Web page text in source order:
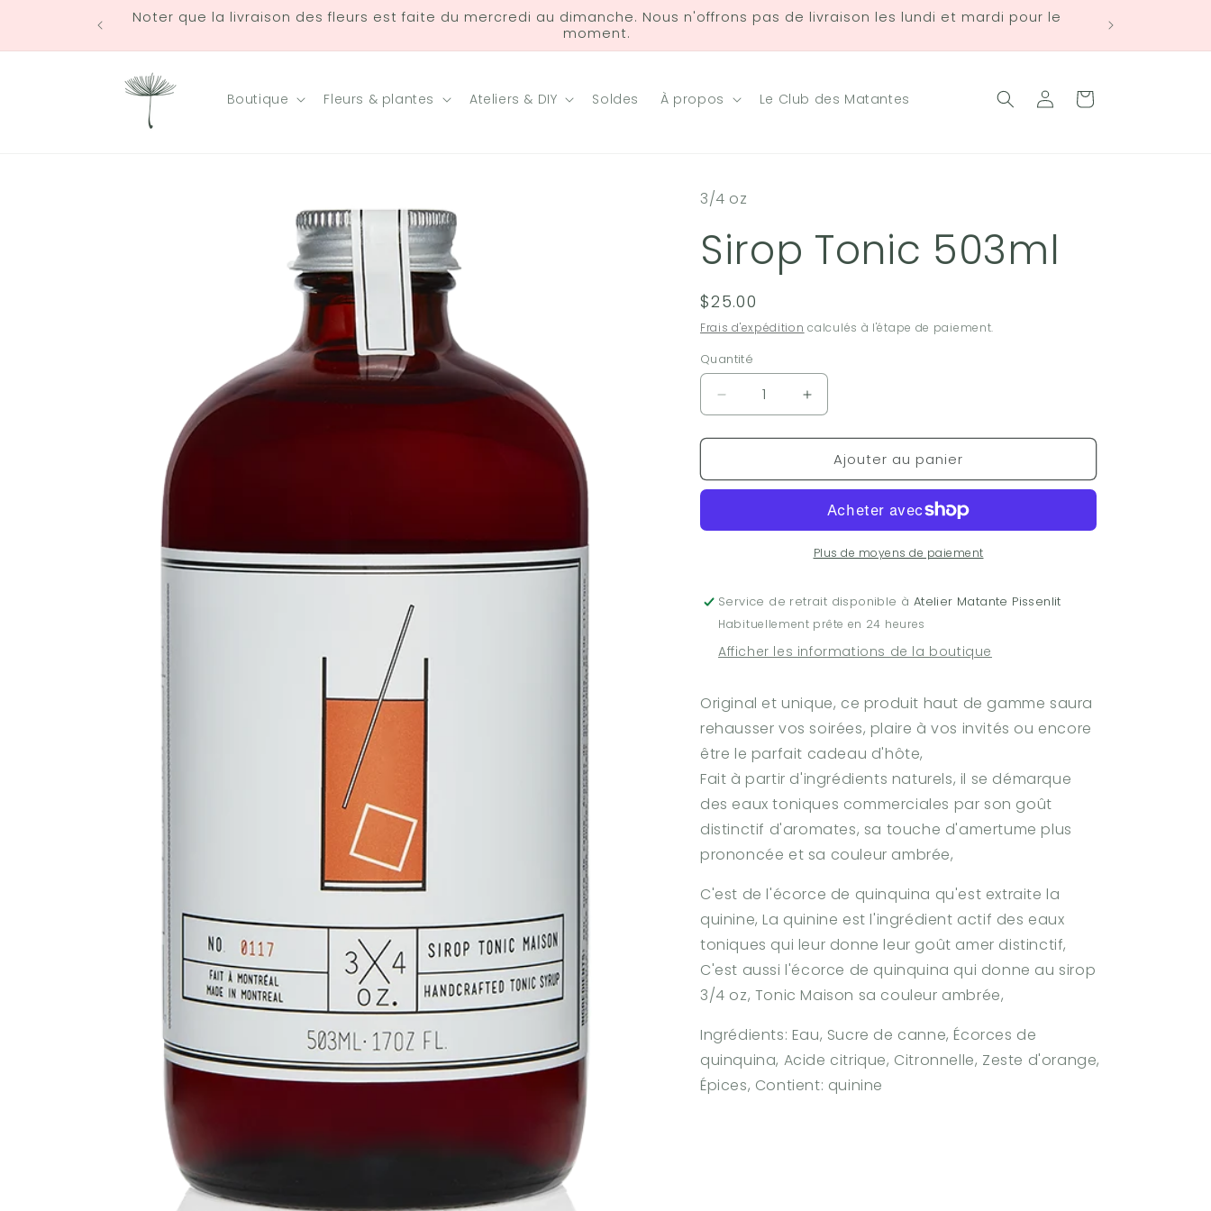
contenu
Noter que la livraison des fleurs est faite du mercredi au dimanche. Nous n'offrons pas de livraison les lundi et mardi pour le
moment.
Boutique Fleurs & plantes Ateliers & DIY Soldes À propos Le Club des Matantes ConnexionPanier
3/4 oz
Sirop Tonic 503ml
Prix
habituel
$25.00
Frais d'expédition calculés à l'étape de paiement.
Quantité
Réduire
la
quantité
Sirop
Augmenter
la
quantité
Sirop
503ml
Ajouter au panier
Plus de moyens de paiement
Service de retrait disponible à Atelier Matante Pissenlit
Habituellement prête en 24 heures
Afficher les informations de la boutique
Original et unique, ce produit haut de gamme saura
rehausser vos soirées, plaire à vos invités ou encore
être le parfait cadeau d'hôte,
Fait à partir d'ingrédients naturels, il se démarque
des eaux toniques commerciales par son goût
distinctif d'aromates, sa touche d'amertume plus
prononcée et sa couleur ambrée,
C'est de l'écorce de quinquina qu'est extraite la
quinine, La quinine est l'ingrédient actif des eaux
toniques qui leur donne leur goût amer distinctif,
C'est aussi l'écorce de quinquina qui donne au sirop
3/4 oz, Tonic Maison sa couleur ambrée,
Ingrédients: Eau, Sucre de canne, Écorces de
quinquina, Acide citrique, Citronnelle, Zeste d'orange,
Épices, Contient: quinine